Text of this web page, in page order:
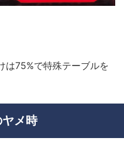
は75%で特殊テーブルを
メ時